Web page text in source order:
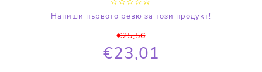
Напиши първото ревю за този продукт!
€25,56
€23,01